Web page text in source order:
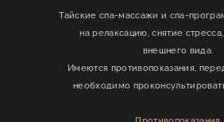
Тайские спа-массажи и спа-
на релаксацию, снятие
внешнего вида.
Имеются противопоказания,
необходимо